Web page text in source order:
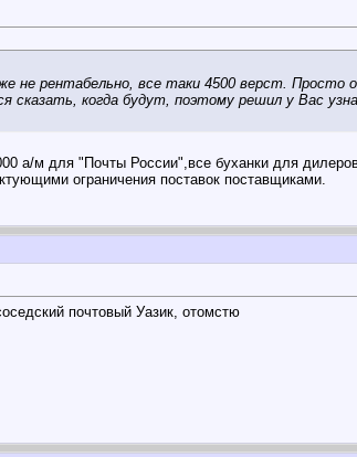
не рентабельно, все таки 4500 верст. Просто
когда будут, поэтому решил у Вас
а/м для "Почты России",все буханки для
ограничения поставок поставщиками.
почтовый Уазик, отомстю